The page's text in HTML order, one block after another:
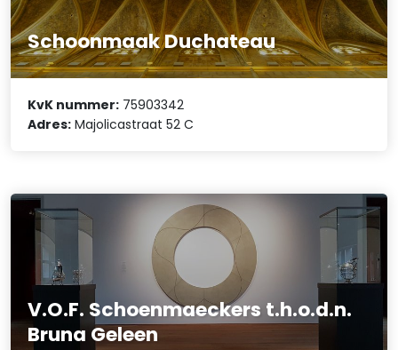
Schoonmaak Duchateau
KvK nummer: 75903342
Adres: Majolicastraat 52 C
V.O.F. Schoenmaeckers t.h.o.d.n.
Bruna Geleen